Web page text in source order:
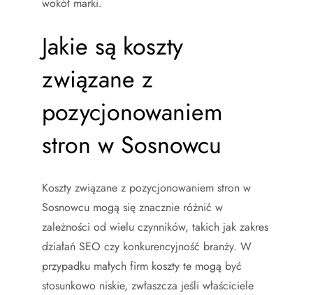
Jakie są koszty
związane z
pozycjonowaniem
stron w Sosnowcu
Koszty związane z pozycjonowaniem stron w
Sosnowcu mogą się znacznie różnić w
zależności od wielu czynników, takich jak zakres
działań SEO czy konkurencyjność branży. W
przypadku małych firm koszty te mogą być
stosunkowo niskie, zwłaszcza jeśli właściciele